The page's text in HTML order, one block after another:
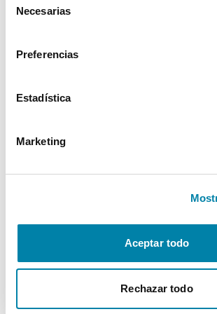
Necesarias
Preferencias
Estadística
Marketing
Aceptar todo
Rechazar todo
Interior
Seguridad
Multimedia
Confort
Más de 3.500 clientes